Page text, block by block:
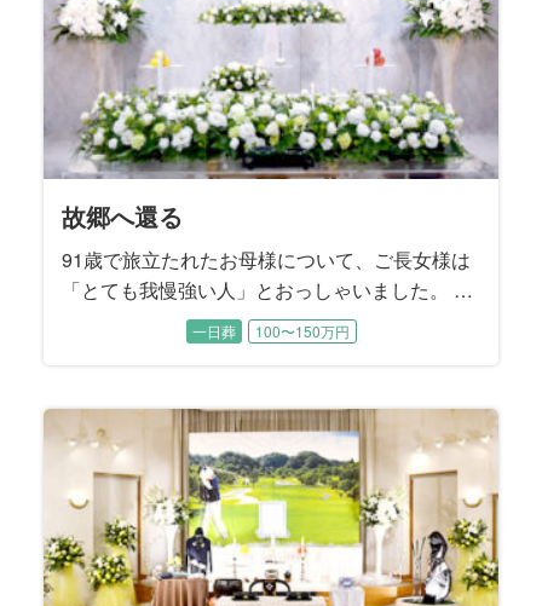
故郷へ還る
91歳で旅立たれたお母様について、ご長女様は
「とても我慢強い人」とおっしゃいました。 夫
のため、子供のために労をいとわず家庭を守
り、自分のことに時間を使っているのを見たこ
想い入れが深かったという故人様へ、お式では
故郷の趣きをお届けしたいと考えました。
一日葬 100〜150万円
天国からのエール
93歳の晩年まで元気にお過ごしだった故人様。 ご逝
去される2日前にお子様方がお見舞いに行かれて、そ
れを待ってからお旅立ちになりました。 故人様のご
自宅で行われたお打ち合わせには、ご長男様、ご次
どのようにお見送りするかご兄弟で話し合われまし
た。
一日葬 100〜150万円
我が家の太陽
94歳で旅立たれた故人様。奇しくも15年前に他界さ
れたご主人様のお誕生日でした。 とにかく明るいご
性格だったという故人様は、ご家族にとって太陽の
ような存在。 ご家庭でもご近所でも故人様を慕って
面倒見の良さは変わることなく、故人様のまわりは
いつも笑顔と笑い声に満ちていたそうです。
一日葬 100〜150万円
家族の想いを一つに
お酒をこよなく愛した故人様。 大好物のお寿司をつ
まみながら、ハイボールで晩酌されるのが楽しみで
した。 そのお酒を入院中は一切口にできなかった故
人様のために、ご家族は最後に好きなお酒をいっぱ
様とお孫様たちご家族が想いを一つにして、お父様
と別杯を酌み交わします。
一日葬 50〜100万円
頑張ったね
誕生日を迎える直前に若くして急逝された故人様。
穏やかな優しい性格は誰からも愛されていました。
喪主を務めるお母様は、今年4月にご主人様を亡くさ
れたばかり。 長年一緒に暮らしてきた大切なご家族
です。
一日葬 150〜200万円
我が家のホームグラウンド
7年間の闘病の末に75歳で旅立たれた故人様。ご入院
する以前は草野球チームや会社のＯＢ会などに積極
的にご参加されて、仲間の皆さんとの交流を楽しま
れていたそうです。 ご趣味は野球。 ご自分がプレー
ったいうことです。 3人のお子様たちが小さかった
頃、故人様とキャッチボールした思い出をお話くだ
さいました。
一日葬 100〜150万円
旅の数だけある想い
大手百貨店のお仕事を長年勤め上げられた故人様。
お嬢様たちが独立された後は、奥様とご一緒に数え
切れないほどご旅行されたそうです。 写真がご趣味
だった故人様。 旅先ではご夫婦の思い出のポートレ
てご鑑賞されていました。
家族葬 200万円以上〜
笑顔を再び
84歳で旅立たれた故人様は大正琴の師範。 流行歌か
ら邦楽まで多彩な楽曲を演奏して楽しまれていたそ
うです。 3年前にご主人様のお別れをお手伝いさせて
いただいたご縁でご依頼をいただきました。 施主を
で、母はいくつになっても父のことを“ちゃん付け”で
呼んでいました」と教えて下さいました。
家族葬 150〜200万円
私らしさ
若い頃から都会的で社交性にあふれていた故人様。
ご主人様とは銀座の社交ダンスホールで出逢いご結
婚されました。 お元気だった頃はお洒落をしてご長
女様と一緒に都内のホテルを巡り、ランチやティー
一日葬 100〜150万円
泣き笑いのファンファーレ
ご近所で有名なカミナリ親父として知られていた故
人様。短気であっても曲がったことや弱い者いじめ
が大嫌いな実直なご性格でした。 大の競馬ファンで
あった故人様は、レース予想が的中したときは家族
れていたそうです。
一般葬 200万円以上〜
兄弟の絆
故人様は3人兄弟のご次男、57歳という若さで旅立た
れました。 お式の打ち合わせには喪主を務めるご長
男様と三男様もご同席いただきました。 ご兄弟の絆
はとても強く、コロナ過で病院の面会できなかった
を伺いました。
一日葬 100〜150万円
貴女のために
88歳で旅立たれた故人様。 ご長女様の障害をきっか
けに、障害のある方たちの居場所をつくるために人
生の大半を費やし、ご自身のことを顧みることはな
かったそうです。 だからこそご家族は、一人でも多
ことのできる、ゆっくりとしたお別れの時間をご希
望になりました。
一般葬 200万円以上〜
グレートマザー
書家として数々の作品を発表し、国内はもとより広
く海外でも感動的な書道パフォーマンスを披露され
てきた故人様。 その功績は日本で活躍する美術家を
収録した『美術家名鑑』にも掲載されました。 喪主
道とつくものを鍛錬してきた努力家でした」とお話
くださいました。
一日葬 100〜150万円
サクセスストーリー
ご主人様と夫婦二人三脚で貴金属アクセサリーの装
飾業を50年間に渡って営んでこられた故人様。ご夫
婦仲がとても良くて、職場でも家庭でも四六時中ご
一緒に過ごされたそうです。 その最愛のご主人様は
調を深慮して、ご主人様がお亡くなりになったこと
を最期までお伝えしなかったそうです。 ご長男様
は、「天国で父と再会したら、きっと母は驚くでし
ょうね」と仰いました。
一日葬 150〜200万円
深い情で繋がっている
91歳で旅立たれた故人様は、京都生まれの京都育ち
という生粋の京女。 古き良き文化を守ってきた京都
のお寿司屋さんに嫁ぎ、女将として京都一筋で生き
てこられたそうです。 仕事に熱心でしっかり者だっ
た母をしっかり送ってあげたい」とご長女様はおっ
しゃいました。
家族葬 200万円以上〜
不器用な愛
82歳で旅立たれた故人様は終活ノートを遺されてい
ました。 ご葬儀のお打ち合わせは、喪主を務める奥
様と『むすびすクラブ』にご入会いただいているご
長女様が終活ノートのご遺志に沿ったかたちで進め
トには、ご家族も知らなかった故人様の想いやこだ
わりが記載されていました。
一日葬 50〜100万円
大いなる生涯
百寿を超える102歳という長く尊い生涯に幕を閉じら
れた故人様。 喪主を務めるご長男様をはじめとする
三人のお子様たちは、激動の時代を生き抜いてこら
れたお母様を、お身内のみで穏やかに送り出してあ
一日葬 150〜200万円
おはようの景色
毎朝、ご自宅のベランダから荒川の風景を眺めるの
がお好きだったという奥様。喪主を務めるご主人様
も奥様と一緒に四季折々の草花を眺めていらしたそ
うです。 お子様のいないご夫婦にとって植物は子供
育てるが難しい植物であっても、丹精込めて世話す
ることで美しい花を咲かせました。
一日葬 100〜150万円
もう一度あの時へ
故人様のご趣味はバレーボール。地元のママさんバ
レーボールクラブに所属し、20年近くバレーボール
に打ち込んでいらっしゃいました。 練習や試合を通
じて世代を超えたご友人も多く、お元気だった頃に
たそうです。
一日葬 150〜200万円
夜明けの花
故人様は10年間の闘病の末に66歳で旅立たれまし
た。 多趣味で活動的、好奇心旺盛な故人様は、病臥
する以前は梨づくりも手がけられていたそうです。
ご長男様は、「搬送で病院を出発した朝方、綺麗な
るい世界に父は往くのだと思いました」とおっしゃ
いました。
一日葬 150〜200万円
魂に刻む母の姿
この度お手伝いさせていただいたのは、大正、昭
和、平成、令和の時代を体験して99歳でお旅立にな
った故人様です。 一世紀近くをご家族のために懸命
に生き抜いてこられた御曾祖母様を送るために、お
一日葬 100〜150万円
故郷団欒
転勤の多いお仕事をされていた故人様。 それでも単
身赴任という形は決してとらず、常に家族一緒とい
うスタイルをつらぬかれたそうです。 ご趣味の釣り
でよく出かけられたスポットは、故人様の故郷でも
ックに家族の時間を過ごしていただくご葬儀を提案
させていただきました。
家族葬 100〜150万円
「Last Stage」から愛を込めて
ミュージシャンとして国内外で活動された故人様。
いくつものバンドに所属して、ロックやJazzなど幅
広いジャンルで抜群のギターテクニックを披露して
きました。 この度はそんな輝く姿をもう一度感じて
一般葬 100〜150万円
思い出よ『涙そうそう』
ほんの1ヵ月前までお元気に過ごされていた故人様。
ご本人もご家族も予期せぬご逝去でした。 経営者と
して人生を謳歌された故人様は、野球、麻雀、スキ
ー、ゴルフ、旅行など若かりし頃から好奇心旺盛で
一日葬 200万円以上〜
My father’s Style
建築士として長年働き続けてきた故人様。 お酒も煙
草もギャンブルも嗜まれなかった故人様のご趣味は
クルマ。 スバル360にはじまり、ブルーバード、ハ
コスカ、ケンメリのスカイライン、フェアレディZ、
を乗り継いでこられたカーマニアでした。
一日葬 100〜150万円
魂の還る場所
ご病気で急逝された故人様。 ご家族様の悲しみはと
ても深いご様子でした。 この度は故人様が魂となっ
た後、還られる場所はどこか。 ご家族様と一緒に考
え、その場所へ向かえるようなご葬儀となるように
家族葬 100〜150万円
愛と華
社交的で明るいお人柄で誰からも愛された故人様。
趣味は社交ダンス、足を悪くされてから始めた水泳
もみるみる上達されたそうです。 晩年、よくお聴き
になっていた音楽は演歌……ではなく、ソウル界の
ク・サウンドでした。
一日葬 50〜100万円
花と旅、母と妻
故人様のご趣味は旅行と草花。ご夫婦で日本全国を
めぐり、中でも京都には何度も訪れて四季折々の景
色を楽しまれたそうです。 自宅のお庭の手入れを欠
かさず、ご長男様からプレゼントされたクレマチス
家族葬 100〜150万円
最愛のご主人のもとへ
90歳で旅立たれた故人様。 8年前にご主人様のお別
れをお手伝いさせていただいたご縁で、この度もむ
すびすにご依頼をいただきました。 お母様とお父様
はお子様方から見ても仲の良いご夫婦だったそうで
ご姉弟様はそう望まれました。
家族葬 50〜100万円
旅立ちにカトレアを添えて
ご自宅でのガーデニングがご趣味だった故人様。 シ
ンプルながらも思いの詰まったご葬儀になるようお
手伝いさせていただきました。
一日葬 50〜100万円
帰郷
78歳で旅立たれた故人様の生まれ故郷は北海道美瑛
町。大雪山連峰をのぞむ雄大で緑豊かな地として知
られる美瑛町は、多くの日本映画のロケ地にもなっ
ています。 お母様を亡くされたご姉妹は、「もう一
っしゃいました。
一日葬 100〜150万円
母の生き方は変わらずに
お母様は快活で美意識の高い方でした。 入院中もし
っかりメイクされて、すっぴんを見せることはほぼ
無かったそうです。 ご葬儀の打ち合わせから当日の
運営、ご葬儀後の諸手続きは三人のお嬢様が話し合
一日葬 50〜100万円
わが生涯に悔いなし
故人様は奥様とご結婚された当時から、「会社を55
歳で辞めて後の人生は楽しく暮らす」とおっしゃっ
ていたそうです。 その言葉どおり大手精密機器メー
カーを55歳で早期退職されてから82歳でご逝去され
たって交流し、楽しく充実した日々を過ごされまし
た。
一日葬 50〜100万円
一に気遣い 二に気遣い
晩年、人生のほとんどを過ごされた関西を離れ、東
京のご長女様のご家族と一緒にお暮しになられた故
人様。 祭壇を飾るメモリアルスクリーンには、しっ
かりと送り出してあげたいというご家族様の想いを
お写真を中心に、お人柄の偲ばれるスナップを散り
ばめました。
一日葬 50〜100万円
楽しんだ時間は限りなく
施設でご逝去された故人様。 ご家族とは最近、コロ
ナ禍でお会いできていませんでしたが、ご家族との
お時間を一番に大切に過ごされてきた方でした。 こ
の度はご家族で楽しまれたお時間を振り返るご葬儀
一日葬 100〜150万円
見つめる先にある想い
むすびすでご両親のご葬儀をお手伝いさせていただ
いたご縁のある故人様。 あまりにも突然のご逝去で
した。 喪主は一人息子のご長男様、施主は奥様が務
められました。また、故人様のお姉様もリモートで
ーをして下さいました。
一般葬 150〜200万円
I will tell you what
最愛の奥様を亡くされたご主人様の悲しみは深く、
お打ち合わせの席でもご葬儀と向き合うことが本当
におつらいご様子でした。 そんなご主人様から奥様
への強い想いが垣間見えたのは、「家族だけの葬儀
家族葬 100〜150万円
絆のカタチ
ご逝去の前日に70歳のお誕生日を迎えられた故人
様。の宝物はご家族でした。 総合流通グループにお
勤めでいらした喪主様は転勤も多く、故人様はご家
族そろって全国をめぐりました。 ３人のお孫様にも
ご家族が一番の宝物でした。
一日葬 100〜150万円
桜の季節に
大好きな桜の開花を前に83歳で旅立たれた故人様。
そのことで逆に「桜の時期を迎えるたび、きっと母
のことを思い出すでしょう」とお二人の娘様はおっ
しゃいました。桜の季節を迎えるたびに、大好きな
した。
一日葬 100〜150万円